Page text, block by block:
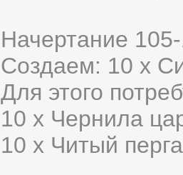
Начертание
Создаем: 10 х
Для этого
10 x Чернила
10 x Читый